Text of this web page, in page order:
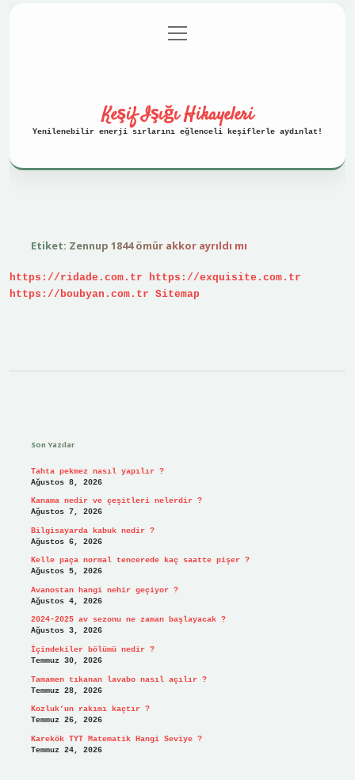
Gizlilik Politikası
menüyü
aç
Keşif Işığı Hikayeleri
Yenilenebilir enerji sırlarını eğlenceli keşiflerle aydınlat!
Etiket: Zennup 1844 ömür akkor ayrıldı mı
https://ridade.com.tr
https://exquisite.com.tr
https://boubyan.com.tr Sitemap
Son Yazılar
Tahta pekmez nasıl yapılır ?
Ağustos 8, 2026
Kanama nedir ve çeşitleri nelerdir ?
Ağustos 7, 2026
Bilgisayarda kabuk nedir ?
Ağustos 6, 2026
Kelle paça normal tencerede kaç saatte pişer ?
Ağustos 5, 2026
Avanostan hangi nehir geçiyor ?
Ağustos 4, 2026
2024-2025 av sezonu ne zaman başlayacak ?
Ağustos 3, 2026
İçindekiler bölümü nedir ?
Temmuz 30, 2026
Tamamen tıkanan lavabo nasıl açılır ?
Temmuz 28, 2026
Kozluk’un rakımı kaçtır ?
Temmuz 26, 2026
Karekök TYT Matematik Hangi Seviye ?
Temmuz 24, 2026